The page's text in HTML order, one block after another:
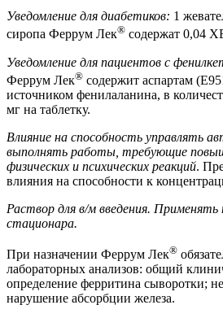
Уведомление для диабетиков: 1
сиропа Феррум Лек® содержат 0,04
Уведомление для пациентов с
Феррум Лек® содержит аспартам
источником фенилаланина, в
мг на таблетку.
Влияние на способность управлять
выполнять работы, требующие
физических и психических реакций.
влияния на способности к
Раствор для в/м введения. Применять
стационара.
При назначении Феррум Лек®
лабораторных анализов: общий
определение ферритина сыворотки;
нарушение абсорбции железа.